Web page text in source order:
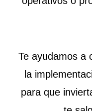
Te ayudamos a
la
para que